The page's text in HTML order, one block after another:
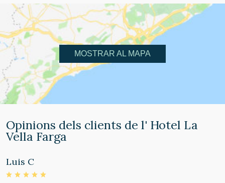
MOSTRAR AL MAPA
Opinions dels clients de l' Hotel La
Vella Farga
Luis C